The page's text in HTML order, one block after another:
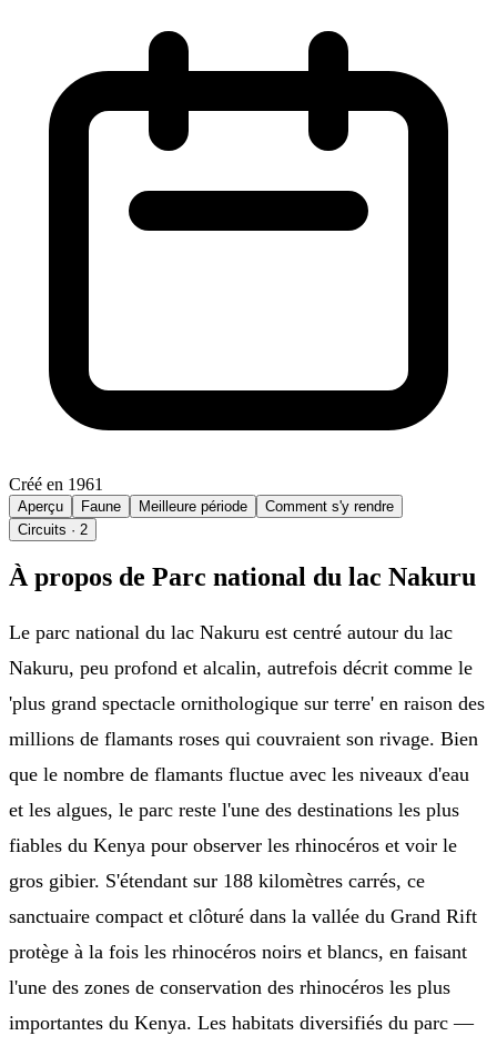
Créé en 1961
Aperçu Faune Meilleure période
Comment s'y rendre
Circuits · 2
À propos de Parc national du lac Nakuru
Le parc national du lac Nakuru est centré autour du lac
Nakuru, peu profond et alcalin, autrefois décrit comme le
'plus grand spectacle ornithologique sur terre' en raison des
millions de flamants roses qui couvraient son rivage. Bien
que le nombre de flamants fluctue avec les niveaux d'eau
et les algues, le parc reste l'une des destinations les plus
fiables du Kenya pour observer les rhinocéros et voir le
gros gibier. S'étendant sur 188 kilomètres carrés, ce
sanctuaire compact et clôturé dans la vallée du Grand Rift
protège à la fois les rhinocéros noirs et blancs, en faisant
l'une des zones de conservation des rhinocéros les plus
importantes du Kenya. Les habitats diversifiés du parc —